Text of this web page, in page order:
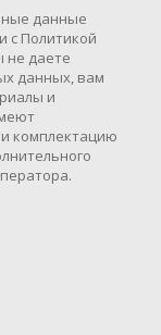
данные
с Политикой
не даете
данных, вам
и
комплектацию